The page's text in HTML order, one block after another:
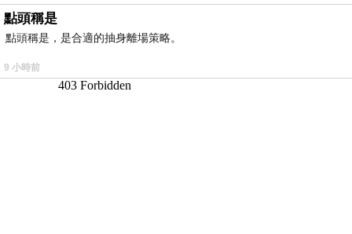
點頭稱是
點頭稱是，是合適的抽身離場策略。
9 小時前